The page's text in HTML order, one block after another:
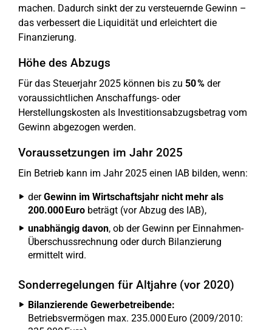
machen. Dadurch sinkt der zu versteuernde Gewinn –
das verbessert die Liquidität und erleichtert die
Finanzierung.
Höhe des Abzugs
Für das Steuerjahr 2025 können bis zu 50 % der
voraussichtlichen Anschaffungs- oder
Herstellungskosten als Investitionsabzugsbetrag vom
Gewinn abgezogen werden.
Voraussetzungen im Jahr 2025
Ein Betrieb kann im Jahr 2025 einen IAB bilden, wenn:
derGewinn im Wirtschaftsjahr nicht mehr als
200.000 Euro beträgt (vor Abzug des IAB),
unabhängig davon, ob der Gewinn per Einnahmen-
Überschussrechnung oder durch Bilanzierung
ermittelt wird.
Sonderregelungen für Altjahre (vor 2020)
Bilanzierende Gewerbetreibende:
Betriebsvermögen max. 235.000 Euro (2009/2010: